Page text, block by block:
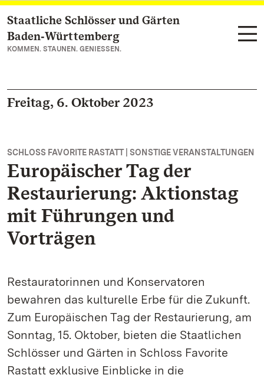
Zum Hauptinhalt springen
Staatliche Schlösser und Gärten
Baden‑Württemberg
KOMMEN. STAUNEN. GENIESSEN.
Freitag, 6. Oktober 2023
SCHLOSS FAVORITE RASTATT | SONSTIGE VERANSTALTUNGEN
Europäischer Tag der
Restaurierung: Aktionstag
mit Führungen und
Vorträgen
Restauratorinnen und Konservatoren
bewahren das kulturelle Erbe für die Zukunft.
Zum Europäischen Tag der Restaurierung, am
Sonntag, 15. Oktober, bieten die Staatlichen
Schlösser und Gärten in Schloss Favorite
Rastatt exklusive Einblicke in die